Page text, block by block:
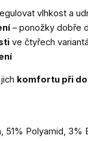
vlhkost a
– ponožky dobře
ve čtyřech
komfortu při
51% Polyamid, 3%